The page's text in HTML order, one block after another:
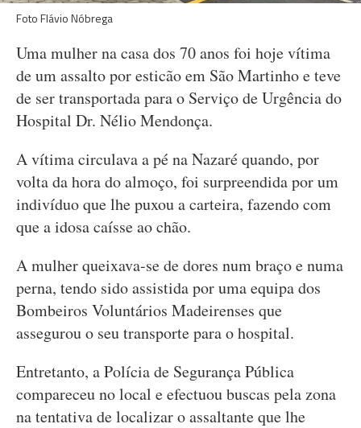
Foto Flávio Nóbrega
Uma mulher na casa dos 70 anos foi hoje vítima
de um assalto por esticão em São Martinho e teve
de ser transportada para o Serviço de Urgência do
Hospital Dr. Nélio Mendonça.
A vítima circulava a pé na Nazaré quando, por
volta da hora do almoço, foi surpreendida por um
indivíduo que lhe puxou a carteira, fazendo com
que a idosa caísse ao chão.
A mulher queixava-se de dores num braço e numa
perna, tendo sido assistida por uma equipa dos
Bombeiros Voluntários Madeirenses que
assegurou o seu transporte para o hospital.
Entretanto, a Polícia de Segurança Pública
compareceu no local e efectuou buscas pela zona
na tentativa de localizar o assaltante que lhe